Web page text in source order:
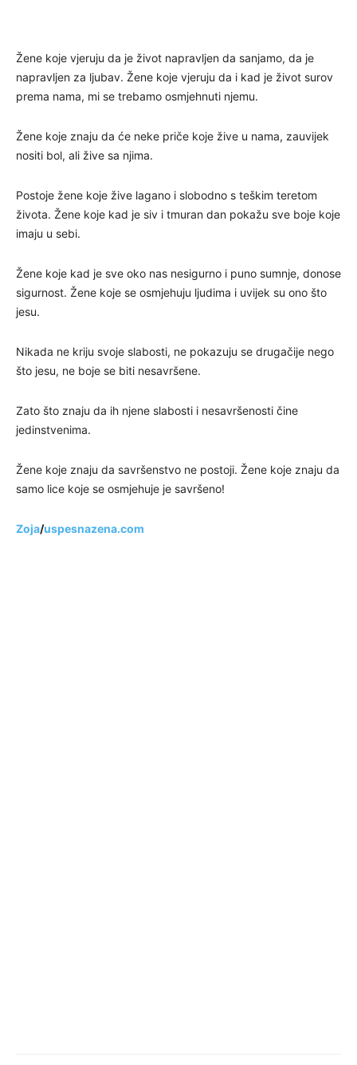
Žene koje vjeruju da je život napravljen da sanjamo, da je
napravljen za ljubav. Žene koje vjeruju da i kad je život surov
prema nama, mi se trebamo osmjehnuti njemu.
Žene koje znaju da će neke priče koje žive u nama, zauvijek
nositi bol, ali žive sa njima.
Postoje žene koje žive lagano i slobodno s teškim teretom
života. Žene koje kad je siv i tmuran dan pokažu sve boje koje
imaju u sebi.
Žene koje kad je sve oko nas nesigurno i puno sumnje, donose
sigurnost. Žene koje se osmjehuju ljudima i uvijek su ono što
jesu.
Nikada ne kriju svoje slabosti, ne pokazuju se drugačije nego
što jesu, ne boje se biti nesavršene.
Zato što znaju da ih njene slabosti i nesavršenosti čine
jedinstvenima.
Žene koje znaju da savršenstvo ne postoji. Žene koje znaju da
samo lice koje se osmjehuje je savršeno!
Zoja/uspesnazena.com